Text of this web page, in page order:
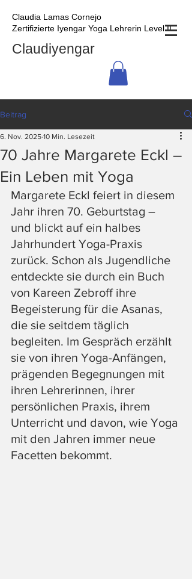
Claudia Lamas Cornejo
Zertifizierte Iyengar Yoga Lehrerin Level II
Claudiyengar
Beitrag
70 Jahre Margarete Eckl –
Ein Leben mit Yoga
6. Nov. 2025 10 Min. Lesezeit
Margarete Eckl feiert in diesem
Jahr ihren 70. Geburtstag –
und blickt auf ein halbes
Jahrhundert Yoga-Praxis
zurück. Schon als Jugendliche
entdeckte sie durch ein Buch
von Kareen Zebroff ihre
Begeisterung für die Asanas,
die sie seitdem täglich
begleiten. Im Gespräch erzählt
sie von ihren Yoga-Anfängen,
prägenden Begegnungen mit
ihren Lehrerinnen, ihrer
persönlichen Praxis, ihrem
Unterricht und davon, wie Yoga
mit den Jahren immer neue
Facetten bekommt.